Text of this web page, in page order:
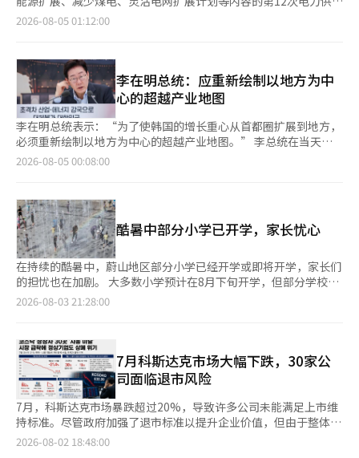
编辑。
应该基于调查结果寻找合理的对策。” 与两大工会的社会对话日
程将进行协调。对于民主工会总会要求与经济社会劳动委员会以外
进一步观察。” 关于《黄袋法》的谈判和争议判断标准，他表
示：“企业的经营决策本身并不是谈判或争议的对象。”并指
出：“如果伴随大规模裁员或结构调整、劳动条件变更，则必须与
工会进行协商。” 对于所谓的“营业利润N%绩效奖金”，他表
示：“政府不能随意干预绩效奖金的整体发放。”并表示将整理绩
效奖金支付标准对劳动条件的影响及其作为谈判对象的案例，反映
在现场指导中。 金部长还提出了针对青年就业的“国家首个职业
具体计划将于近期公布。 关于针对非典型劳动者的“K劳动福利会
议所”（暂定），他表示：“这并不是取代工会的组织。”并指
出：“需要为特种雇佣和平台从业者等860万名非典型劳动者提供
福利和退休收入的体系。”
蛋和蔬菜销售额分别增长25%、25%和22%；Emart24即食烹饪
类商品销售额同比增长57.2%，生鲜食品销售额也保持两位数增
消费者对生鲜食材、半成品和即食食品的需求不断增加。便利店凭
借距离近、购买灵活、小包装商品丰富等优势，正从传统的应急购
物场所逐渐转变为居民日常采购的重要渠道，韩国零售消费模式也
随之发生变化。
10.1%，销售额达177亿韩元。糖尿病治疗药物“内希那”和“艾
克托斯”的处方持续增长，而高血压和高脂血症复合药物“阿莫洛
售额为366亿韩元，同比增长12.5%。自免疫疾病治疗药物“兰西
马”增长19.2%，销售额达115亿韩元，血液癌症治疗药物“特鲁
西玛”增长20.7%，销售额为43亿韩元。 自免疫疾病治疗药
物“尤普莱玛”增长28.6%，销售额为24亿韩元，抗癌药物“贝格
泽玛”增长93.9%，销售额为40亿韩元，均保持增长态势。过敏性
疾病治疗药物“奥米克洛”因主要医院新处方的扩大，销售额增长
206.5%，达12亿韩元，自免疫疾病治疗药物“斯特基玛”和“阿
普托玛”也分别实现了4亿韩元的销售额。 委托生产部门的销售额
生产量增加，相关商业生产销售额增长51.9%，达353亿韩元。内
化产品的商业生产和其他制药服务的销售也有所增加。 Celltrion
制药相关人士表示：“第二季度主要业务部门的增长势头均衡，销
售和盈利能力均有所改善。”并表示：“下半年将继续增强主力产
品的销售竞争力，同时灵活应对市场需求，持续运营生产能力，以
保持稳定的增长。” 此外，公司在上个月政府的“忠清地区先进
产业发展愿景国民报告会”上表示，计划在忠清地区投资总额2万
亿韩元建设PFS生产设施。此次投资完成后，Celltrion制药的PFS
基本计划（电力供给基本计划）。 金部长在当天下午于首尔钟路
重申了到2030年提前实现可再生能源装机容量100GW的目标。 关
于“阳光收益村”项目，金部长表示：“今年将在86个村庄启动试
点项目，并计划扩大到700个村庄。”他还提到，将把10千瓦以下
的家庭太阳能发电的现有抵消处理方式转变为现金结算，以实
现“家庭阳光养老金”。 他补充道：“工厂屋顶和农业型、浮动
太阳能的推广也将加速，太阳能发电成本将降低到每千瓦时150韩
元以下，使其成为比天然气或煤炭更便宜的能源。” 金部长还提
出了风力发电的扩展计划。他表示：“今年风力招标量扩大至
在2035年前逐步实现约25GW的发电规模。” 电力供给基本计划
中还将反映减少煤电和电力公企业改革的内容。金部长指出：“要
增加可再生能源，减少煤电，将以煤电为主的五家电力公企业合
并，转型为以可再生能源为中心的企业。” 他还表示，将推动电
力市场改革：“将首先在济州实施给可再生能源价格信号的项目，
随后将成果推广到全南和全国。” 在直流（DC）电网建设方面也
将加快进度。金部长提到：“太阳能、半导体、人工智能数据中心
（AIDC）、手机等大多数设备使用直流电源，超高压直流输电
以韩国电力和那作为中心，正式启动直流实证项目，并将电力设备
产业培育为主要出口产业。 金部长还提到，将对电力网扩展和电
价体系进行调整：“将大幅增强输电网和配电网中的能源储存装置
（ESS），并扩大抽水蓄能。”他表示，考虑到输电成本、电力自
给率和均衡发展等因素，地区电价制度将在8月举行听证会后于下
半年实施。 ※ 本报道经人工智能（AI）系统翻译与编辑。
2026-08-05 01:12:00
李在明总统：应重新绘制以地方为中
心的超越产业地图
李在明总统表示：“为了使韩国的增长重心从首都圈扩展到地方，
必须重新绘制以地方为中心的超越产业地图。” 李总统在当天下
午青瓦台迎宾馆举行的“与国民共同的第二次工作报告”上指
部、气候能源环境部、知识产权局、原子能安全委员会、气象厅等
部门参与。包括韩成淑总理在内的政府部门及公共机构相关人士，
以及大学生、公司职员、研究人员、农民、自营业者等22名国民参
与团成员也出席了会议。 李总统强调，必须积极解决阻碍地方产
业发展的法规和基础设施不足的问题。 他指出：“确保企业的投
资意愿不因各种法规或基础设施、人才不足问题而受到打击，积极
消除投资障碍是至关重要的。” 李总统特别提到政府最近发布
的“韩国大跃进三大超级项目”，并指示：“请确保稳定的电力和
展作为解决首都圈房地产问题的根本方案。李总统表示：“目前在
首都圈发生的房价问题等所有问题的根源在于首都圈的集中，克服
这一点，区域均衡发展，尤其是地方优待的产业和经济政策非常重
要。” 他还强调，面对以人工智能为中心的全球产业环境的快速
变化，需要大胆的挑战和投资，以及迅速的政策执行。 李总统指
出：“现在世界正迎来以人工智能为中心的产业大变革时期，在这
样的时代，更需要大胆的挑战和投资，以及速度战。” 他进一步
表示：“关键在于打造‘不可替代的韩国’，建立我们独特的竞争
2026-08-05 00:08:00
酷暑中部分小学已开学，家长忧心
在持续的酷暑中，蔚山地区部分小学已经开学或即将开学，家长们
的担忧也在加剧。 大多数小学预计在8月下旬开学，但部分学校从
7月底到8月初就提前结束了暑假。由于酷暑与开学时间重叠，尤其
中，东白小学已于上个月30日开学。这意味着在上个月23日举行
的放学仪式后，仅一周便再次返校。 南区新正小学在上个月24日
放学后，将于4日开学。约沙小学和中南小学定于13日开学，学成
小学定于18日，阳地小学定于19日开学。 蔚山地区小学的开学日
期差异显著。 在124所学校中，8月24日和25日开学的学校各有32
所，数量最多。两天内开学的学校超过64所，占总数的一半。接下
来是9月1日的16所学校和8月26日的15所学校。 部分学校的暑假
将持续到9月以后。由于学校的上课天数、自由休假日和寒假安排
2026-08-03 21:28:00
7月科斯达克市场大幅下跌，30家公
司面临退市风险
7月，科斯达克市场暴跌超过20%，导致许多公司未能满足上市维
持标准。尽管政府加强了退市标准以提升企业价值，但由于整体市
场的急剧下滑，甚至一些业绩和财务结构良好的公司也面临退市风
2026-08-02 18:48:00